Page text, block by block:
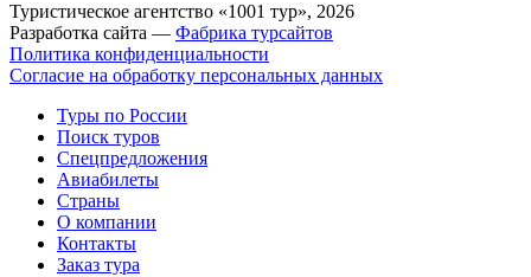
Туристическое агентство «1001 тур», 2026
Разработка сайта — Фабрика турсайтов
Политика конфиденциальности
Согласие на обработку персональных данных
Туры по России
Поиск туров
Спецпредложения
Авиабилеты
Страны
О компании
Контакты
Заказ тура